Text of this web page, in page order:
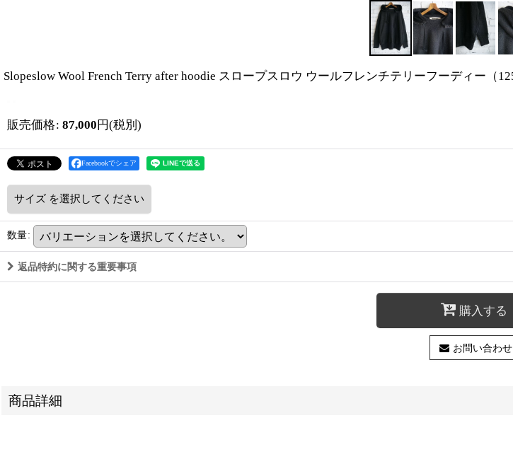
Slopeslow Wool French Terry after hoodie スロープスロウ ウールフレンチテリーフーディー（
販売価格: 87,000 円(税別)
Facebookでシェア
サイズ を選択してください
数量:
返品特約に関する重要事項
購入する
お問い合わせ
商品詳細